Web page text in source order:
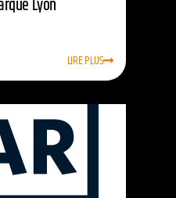
Lyon
LIRE PLUS